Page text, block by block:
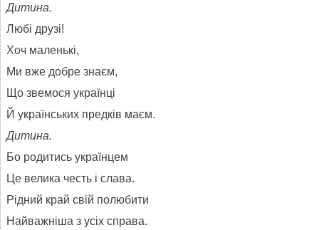
Дитина.
Любі друзі!
Хоч маленькі,
Ми вже добре знаєм,
Що звемося українці
Й українських предків маєм.
Дитина.
Бо родитись українцем
Це велика честь і слава.
Рідний край свій полюбити
Найважніша з усіх справа.